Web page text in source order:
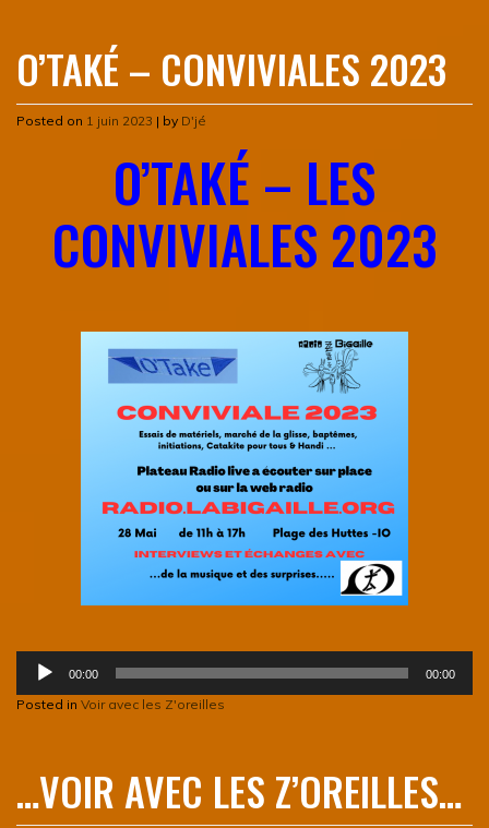
O’TAKÉ – CONVIVIALES 2023
Posted on 1 juin 2023 | by D'jé
O’TAKÉ – LES
CONVIVIALES 2023
audio
00:00 00:00
Posted in Voir avec les Z'oreilles
…VOIR AVEC LES Z’OREILLES…